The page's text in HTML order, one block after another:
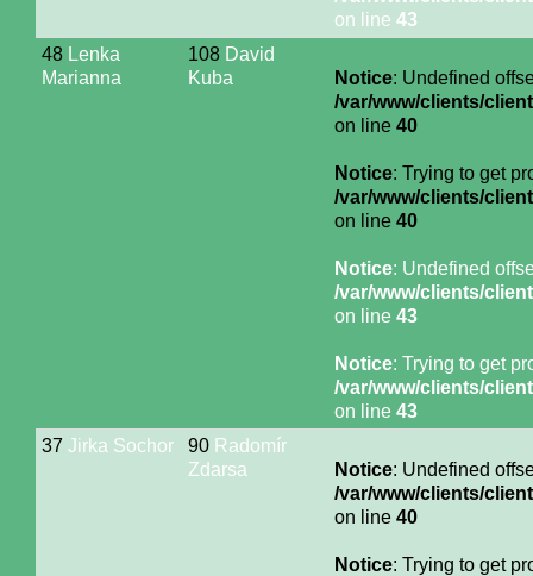
on line 43
48 Lenka
Marianna
108 David
Kuba
Notice: Undefined
/var/www/clients/
on line 40
Notice: Trying to get
/var/www/clients/
on line 40
Notice: Undefined
/var/www/clients/
on line 43
Notice: Trying to get
/var/www/clients/
on line 43
37 Jirka Sochor 90 Radomír
Zdarsa
Notice: Undefined
/var/www/clients/
on line 40
Notice: Trying to get